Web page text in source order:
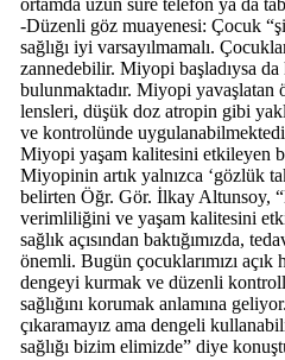
ortamda uzun süre telefon ya da
-Düzenli göz muayenesi: Çocuk
sağlığı iyi varsayılmamalı.
zannedebilir. Miyopi başladıysa
bulunmaktadır. Miyopi yavaşlatan
lensleri, düşük doz atropin gibi
ve kontrolünde
Miyopi yaşam kalitesini etkileyen
Miyopinin artık yalnızca ‘gözlük
belirten Öğr. Gör. İlkay Altunsoy,
verimliliğini ve yaşam kalitesini
sağlık açısından baktığımızda,
önemli. Bugün çocuklarımızı
dengeyi kurmak ve düzenli
sağlığını korumak anlamına
çıkaramayız ama dengeli
sağlığı bizim elimizde” diye